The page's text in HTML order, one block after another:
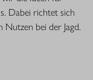
Dabei richtet sich
Nutzen bei der Jagd.